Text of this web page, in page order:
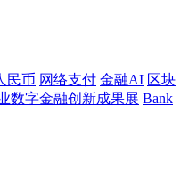
民币 网络支付 金融AI 区块
数字金融创新成果展 Bank